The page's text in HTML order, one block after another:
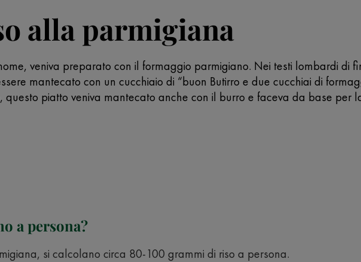
alla parmigiana
veniva preparato con il formaggio parmigiano. Nei testi lombardi di
mantecato con un cucchiaio di “buon Butirro e due cucchiai di
questo piatto veniva mantecato anche con il burro e faceva da base per
a persona?
si calcolano circa 80-100 grammi di riso a persona.